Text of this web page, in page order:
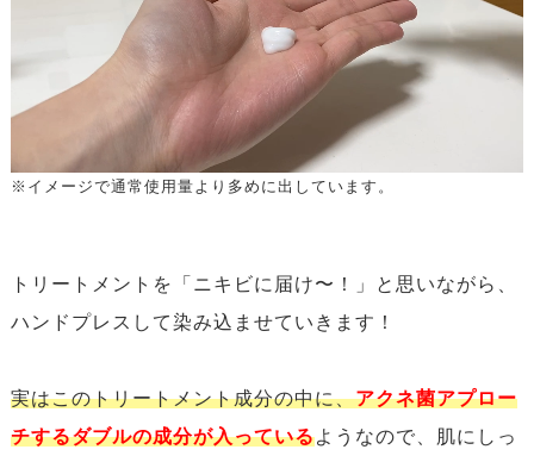
※イメージで通常使用量より多めに出しています。
トリートメントを「ニキビに届け〜！」と思いながら、
ハンドプレスして染み込ませていきます！
実はこのトリートメント成分の中に、アクネ菌アプロー
チするダブルの成分が入っているようなので、肌にしっ